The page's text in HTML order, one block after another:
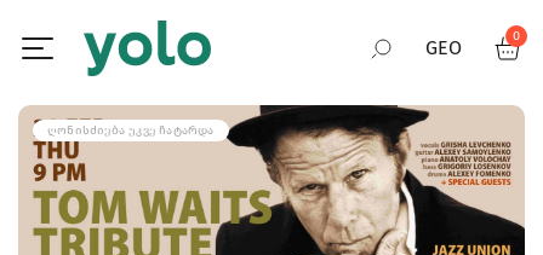
GEO
RUS
ENG
0
ᲦᲝᲜᲘᲡᲫᲘᲔᲑᲐ ᲣᲙᲕᲔ ᲩᲐᲢᲐᲠᲓᲐ